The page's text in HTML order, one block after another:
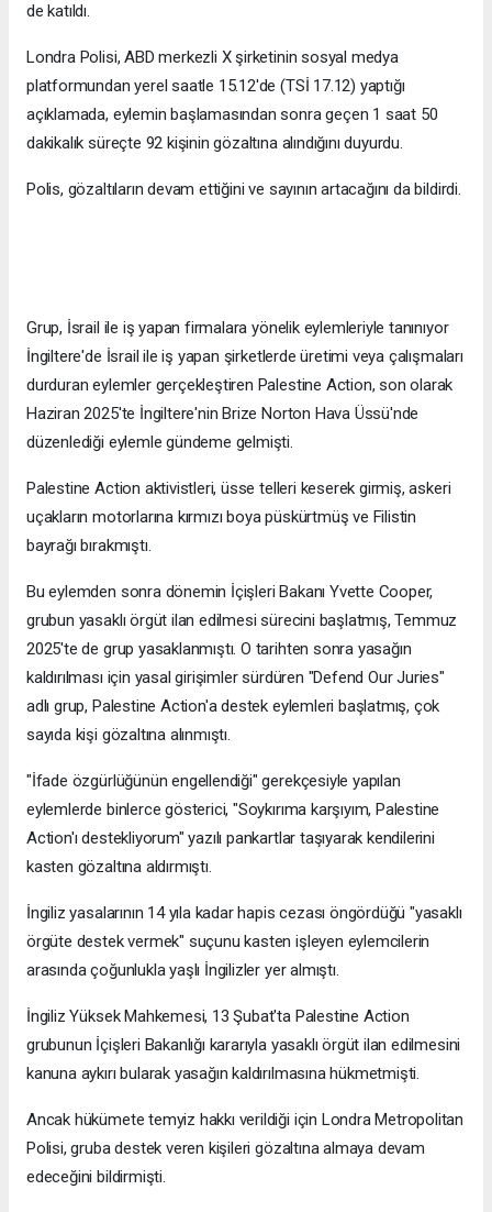
de katıldı.
Londra Polisi, ABD merkezli X şirketinin sosyal medya
platformundan yerel saatle 15.12'de (TSİ 17.12) yaptığı
açıklamada, eylemin başlamasından sonra geçen 1 saat 50
dakikalık süreçte 92 kişinin gözaltına alındığını duyurdu.
Polis, gözaltıların devam ettiğini ve sayının artacağını da bildirdi.
Grup, İsrail ile iş yapan firmalara yönelik eylemleriyle tanınıyor
İngiltere'de İsrail ile iş yapan şirketlerde üretimi veya çalışmaları
durduran eylemler gerçekleştiren Palestine Action, son olarak
Haziran 2025'te İngiltere'nin Brize Norton Hava Üssü'nde
düzenlediği eylemle gündeme gelmişti.
Palestine Action aktivistleri, üsse telleri keserek girmiş, askeri
uçakların motorlarına kırmızı boya püskürtmüş ve Filistin
bayrağı bırakmıştı.
Bu eylemden sonra dönemin İçişleri Bakanı Yvette Cooper,
grubun yasaklı örgüt ilan edilmesi sürecini başlatmış, Temmuz
2025'te de grup yasaklanmıştı. O tarihten sonra yasağın
kaldırılması için yasal girişimler sürdüren "Defend Our Juries"
adlı grup, Palestine Action'a destek eylemleri başlatmış, çok
sayıda kişi gözaltına alınmıştı.
"İfade özgürlüğünün engellendiği" gerekçesiyle yapılan
eylemlerde binlerce gösterici, "Soykırıma karşıyım, Palestine
Action'ı destekliyorum" yazılı pankartlar taşıyarak kendilerini
kasten gözaltına aldırmıştı.
İngiliz yasalarının 14 yıla kadar hapis cezası öngördüğü "yasaklı
örgüte destek vermek" suçunu kasten işleyen eylemcilerin
arasında çoğunlukla yaşlı İngilizler yer almıştı.
İngiliz Yüksek Mahkemesi, 13 Şubat'ta Palestine Action
grubunun İçişleri Bakanlığı kararıyla yasaklı örgüt ilan edilmesini
kanuna aykırı bularak yasağın kaldırılmasına hükmetmişti.
Ancak hükümete temyiz hakkı verildiği için Londra Metropolitan
Polisi, gruba destek veren kişileri gözaltına almaya devam
edeceğini bildirmişti.